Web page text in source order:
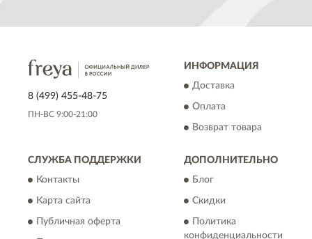
8 (499) 455-48-75
ПН-ВС 9:00-21:00
ИНФОРМАЦИЯ
Доставка
Оплата
Возврат товара
СЛУЖБА ПОДДЕРЖКИ
Контакты
Карта сайта
Публичная оферта
ДОПОЛНИТЕЛЬНО
Блог
Скидки
Политика
конфиденциальности